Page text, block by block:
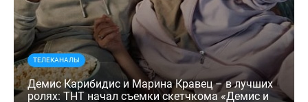
ТЕЛЕКАНАЛЫ
Демис Карибидис и Марина Кравец – в лучших
ролях: ТНТ начал съемки скетчкома «Демис и